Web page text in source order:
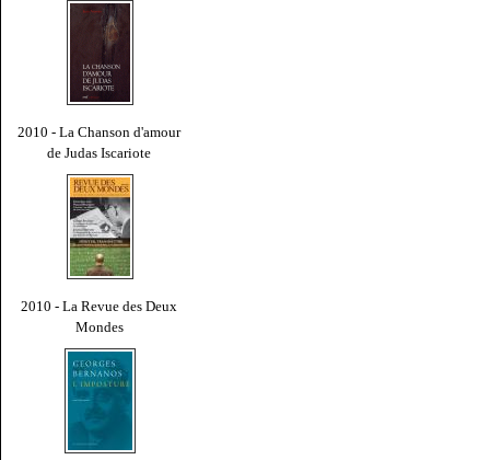
2010 - La Chanson d'amour
de Judas Iscariote
2010 - La Revue des Deux
Mondes